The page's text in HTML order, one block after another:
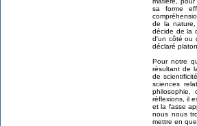
sa forme
de la nature,
décide de la
d'un côté ou
déclaré
Pour notre
résultant de
de
sciences
réflexions, il
et la fasse
nous nous
mettre en